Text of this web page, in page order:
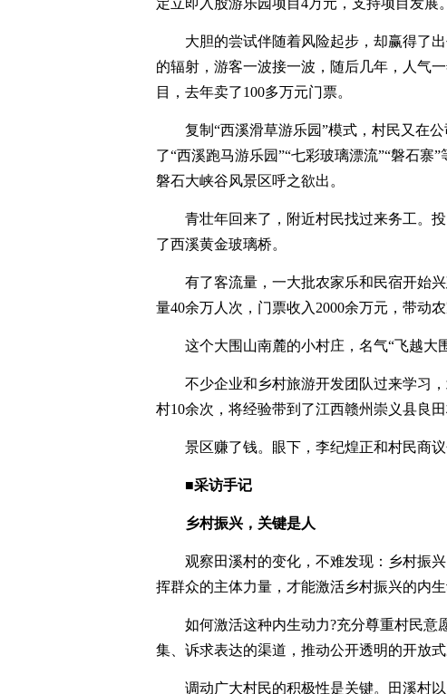
定立即入股游乐园项目4万元，支持项目发展。
大胆的尝试伴随着风险起步，却赢得了
的辐射，游客一波接一波，随后几年，人气
目，去年卖了100多万元门票。
复制“西溪滑草游乐园”模式，村民又在
了“西溪跑马游乐园”“七彩玻璃漂流”“磐石
磐石大峡谷风景区呼之欲出。
青壮年回来了，附近村民找过来务工。
了西溪黄金玻璃桥。
有了客流量，一大批农家乐和民宿开始
量40余万人次，门票收入2000余万元，带动
这个大围山南麓的小村庄，名气“飞越大
不少企业和乡村旅游开发团队过来学习
村10余次，将经验带到了江西赣州崇义县良
景区赚了钱。眼下，李纪煌正和村民商
■采访手记
乡村振兴，关键是人
观察田溪村的变化，不难发现：乡村振
挥群众的主体力量，才能激活乡村振兴的内生
如何激活这种内生动力?充分尊重村民意
集、诉求表达的渠道，推动公开透明的开放
调动广大村民的积极性是关键。田溪村